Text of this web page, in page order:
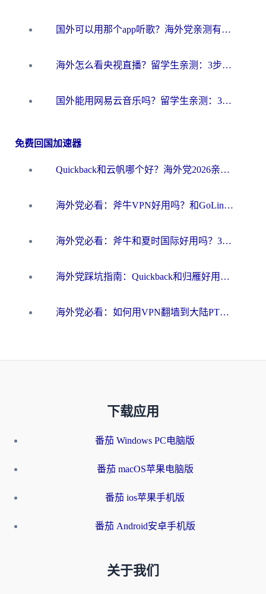
国外可以用那个app听歌？海外党亲测有效的回国加速方案，轻松听国内音乐听书
海外怎么看央视直播？留学生亲测：3步解决版权限制+追剧自由
国外能用网易云音乐吗？留学生亲测：3步解决海外听歌难题
免费回国加速器
Quickback和云帆哪个好？海外党2026亲测指南：选对加速器大陆工具，无缝刷国内剧玩国服
海外党必看：斧牛VPN好用吗？和GoLinkVPN对比哪个回国效果更好？
海外党必看：斧牛和夏时国际好用吗？3步选对回国加速器，无缝刷国内资源
海外党踩坑指南：Quickback和归雁好用吗？选对加速器才能无缝刷国内资源
海外党必看：如何用VPN翻墙到大陆PTT？一篇解决你所有回国加速痛点
下载应用
番茄 Windows PC电脑版
番茄 macOS苹果电脑版
番茄 ios苹果手机版
番茄 Android安卓手机版
关于我们